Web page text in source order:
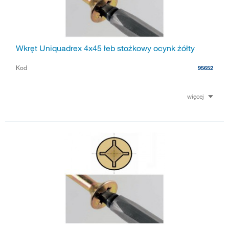
Wkręt Uniquadrex 4x45 łeb stożkowy ocynk żółty
Kod 95652
więcej